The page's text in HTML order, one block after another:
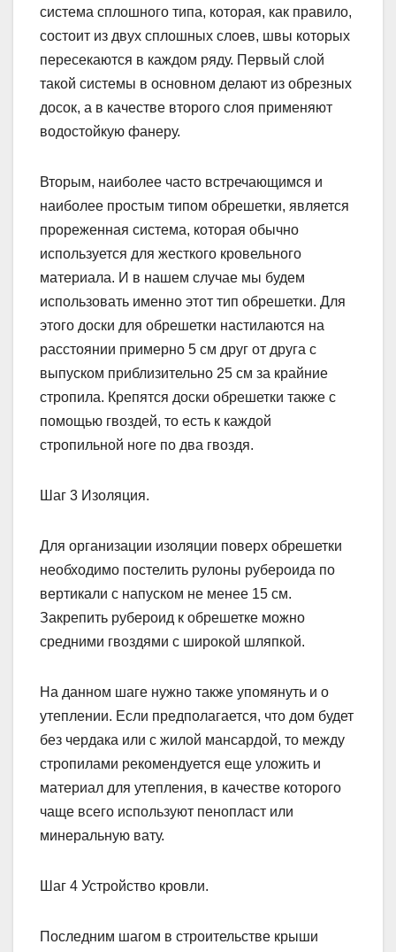
система сплошного типа, которая, как правило,
состоит из двух сплошных слоев, швы которых
пересекаются в каждом ряду. Первый слой
такой системы в основном делают из обрезных
досок, а в качестве второго слоя применяют
водостойкую фанеру.
Вторым, наиболее часто встречающимся и
наиболее простым типом обрешетки, является
прореженная система, которая обычно
используется для жесткого кровельного
материала. И в нашем случае мы будем
использовать именно этот тип обрешетки. Для
этого доски для обрешетки настилаются на
расстоянии примерно 5 см друг от друга с
выпуском приблизительно 25 см за крайние
стропила. Крепятся доски обрешетки также с
помощью гвоздей, то есть к каждой
стропильной ноге по два гвоздя.
Шаг 3 Изоляция.
Для организации изоляции поверх обрешетки
необходимо постелить рулоны рубероида по
вертикали с напуском не менее 15 см.
Закрепить рубероид к обрешетке можно
средними гвоздями с широкой шляпкой.
На данном шаге нужно также упомянуть и о
утеплении. Если предполагается, что дом будет
без чердака или с жилой мансардой, то между
стропилами рекомендуется еще уложить и
материал для утепления, в качестве которого
чаще всего используют пенопласт или
минеральную вату.
Шаг 4 Устройство кровли.
Последним шагом в строительстве крыши